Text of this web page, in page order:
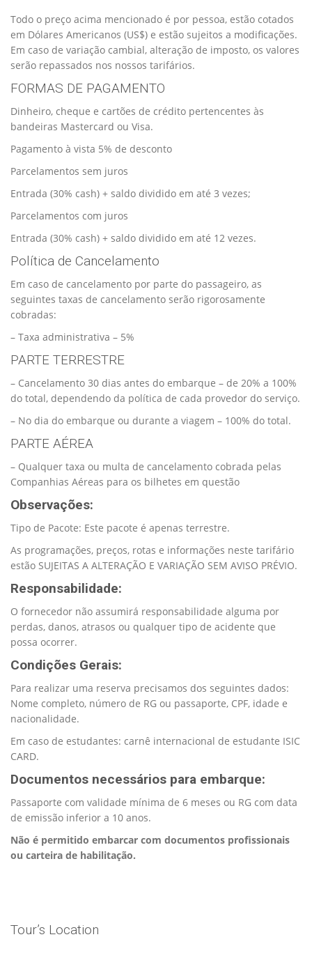
Todo o preço acima mencionado é por pessoa, estão cotados
em Dólares Americanos (US$) e estão sujeitos a modificações.
Em caso de variação cambial, alteração de imposto, os valores
serão repassados nos nossos tarifários.
FORMAS DE PAGAMENTO
Dinheiro, cheque e cartões de crédito pertencentes às
bandeiras Mastercard ou Visa.
Pagamento à vista 5% de desconto
Parcelamentos sem juros
Entrada (30% cash) + saldo dividido em até 3 vezes;
Parcelamentos com juros
Entrada (30% cash) + saldo dividido em até 12 vezes.
Política de Cancelamento
Em caso de cancelamento por parte do passageiro, as
seguintes taxas de cancelamento serão rigorosamente
cobradas:
– Taxa administrativa – 5%
PARTE TERRESTRE
– Cancelamento 30 dias antes do embarque – de 20% a 100%
do total, dependendo da política de cada provedor do serviço.
– No dia do embarque ou durante a viagem – 100% do total.
PARTE AÉREA
– Qualquer taxa ou multa de cancelamento cobrada pelas
Companhias Aéreas para os bilhetes em questão
Observações:
Tipo de Pacote: Este pacote é apenas terrestre.
As programações, preços, rotas e informações neste tarifário
estão SUJEITAS A ALTERAÇÃO E VARIAÇÃO SEM AVISO PRÉVIO.
Responsabilidade:
O fornecedor não assumirá responsabilidade alguma por
perdas, danos, atrasos ou qualquer tipo de acidente que
possa ocorrer.
Condições Gerais:
Para realizar uma reserva precisamos dos seguintes dados:
Nome completo, número de RG ou passaporte, CPF, idade e
nacionalidade.
Em caso de estudantes: carnê internacional de estudante ISIC
CARD.
Documentos necessários para embarque:
Passaporte com validade mínima de 6 meses ou RG com data
de emissão inferior a 10 anos.
Não é permitido embarcar com documentos profissionais
ou carteira de habilitação.
Tour’s Location